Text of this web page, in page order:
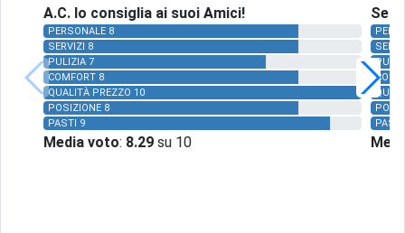
A.C. lo consiglia ai suoi Amici!
PERSONALE 8
SERVIZI 8
PULIZIA 7
COMFORT 8
QUALITÀ PREZZO 10
POSIZIONE 8
PASTI 9
Media voto: 8.29 su 10